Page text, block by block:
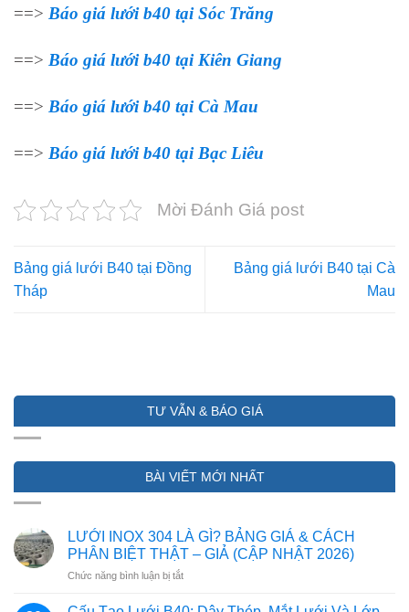
==> Báo giá lưới b40 tại Sóc Trăng
==> Báo giá lưới b40 tại Kiên Giang
==> Báo giá lưới b40 tại Cà Mau
==> Báo giá lưới b40 tại Bạc Liêu
Mời Đánh Giá post
Bảng giá lưới B40 tại Đồng
Tháp
Bảng giá lưới B40 tại Cà
Mau
TƯ VẪN & BÁO GIÁ
BÀI VIẾT MỚI NHẤT
LƯỚI INOX 304 LÀ GÌ? BẢNG GIÁ & CÁCH
PHÂN BIỆT THẬT – GIẢ (CẬP NHẬT 2026)
Chức năng bình luận bị tắtở
INOX